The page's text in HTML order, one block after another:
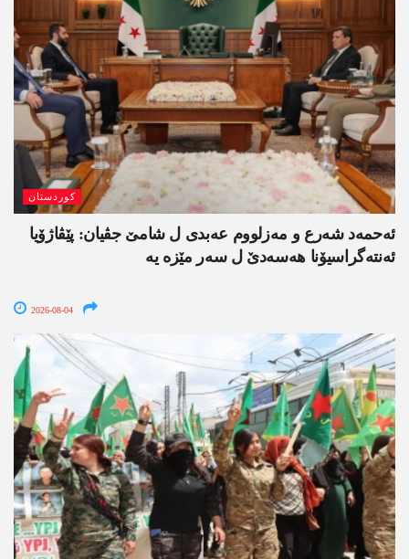
کوردستان
ئەحمەد شەرع و مەزلووم عەبدی ل شامێ جڤیان: پێڤاژۆیا
ئەنتەگراسیۆنا ھەسەدێ ل سەر مێزە یە
2026-08-04